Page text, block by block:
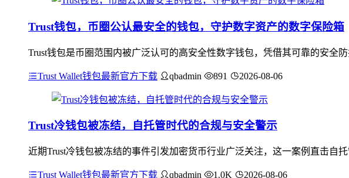
Trust钱包，币圈公认最安全的钱包，守护数字资产的数字保险箱
Trust钱包是币圈范围内被广泛认可的高安全性数字钱包，凭借其可靠的安全
Trust Wallet钱包最新官方下载 qbadmin 891 2026-08-06
Trust冷钱包被冻结，自托管时代的合规与安全警示
近期Trust冷钱包被冻结的事件引发加密货币行业广泛关注，这一案例直击自
Trust Wallet钱包最新官方下载 qbadmin 1.0K 2026-08-06